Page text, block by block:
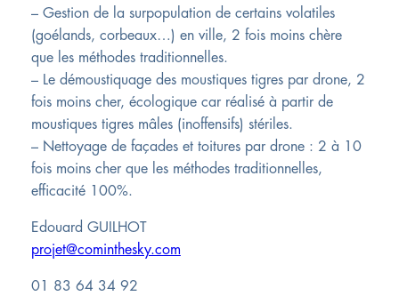
– Gestion de la surpopulation de certains volatiles
(goélands, corbeaux…) en ville, 2 fois moins chère
que les méthodes traditionnelles.
– Le démoustiquage des moustiques tigres par drone, 2
fois moins cher, écologique car réalisé à partir de
moustiques tigres mâles (inoffensifs) stériles.
– Nettoyage de façades et toitures par drone : 2 à 10
fois moins cher que les méthodes traditionnelles,
efficacité 100%.
Edouard GUILHOT
projet@cominthesky.com
01 83 64 34 92